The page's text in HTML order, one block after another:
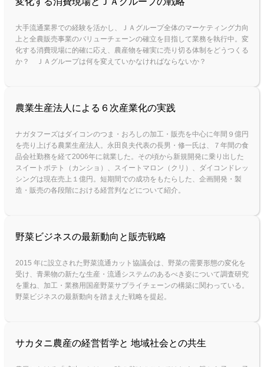
大手流通業界での経験を活かし、ＪＡグループ全体のマーケティング力向
上と全農販売事業のバリューチェーンの確立を目指して業務を執行中。変
化する消費現場に的確に応え、農産物を確実に売り切る体制をどうつくる
か？ ＪＡグループは何を変えていかなければならないか？
農業生産法人による６次産業化の実践
ナガタフーズはダイコンのつま・おろしの加工・販売を中心に年間９億円
を売り上げる農業生産法人。永田良夫代表の長男・修一氏は、７年間の食
品会社勤務を経て2006年に就業した。その頃から新規開発に乗り出した
スイートポテト（カンショ）、スイートマロン（クリ）、ダイコンドレッ
シングは現在売上１億円。短期間での成功をもたらした、企画開発・製
造・販売の各段階における経営判などについて紹介。
野菜ビジネスの最新動向と販売戦略
2015 年に設立された野菜流通カット協議会は、野菜の需要形態の変化を
受け、青果物の新たな生産・流通システムのあるべき姿について調査研究
を重ね、加工・業務用国産野菜サプライチェーンの構築に関わっている。
野菜ビジネスの最新動向を踏まえた戦略を提起。
サカタニ農産の経営哲学と 地域社会との共生